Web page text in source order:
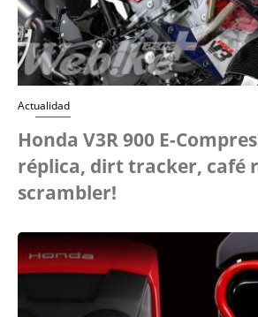
Actualidad
Honda V3R 900 E-
réplica, dirt tracker, café
scrambler!